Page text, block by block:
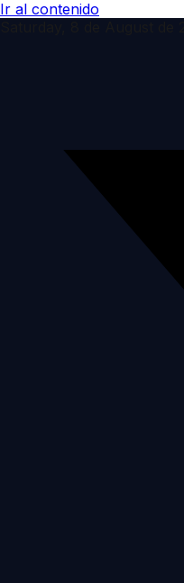
Ir al contenido